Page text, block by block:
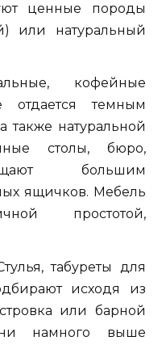
ценные породы
или натуральный
кофейные
отдается темным
также натуральной
столы, бюро,
большим
ящичков. Мебель
простотой,
табуреты для
исходя из
или барной
намного выше